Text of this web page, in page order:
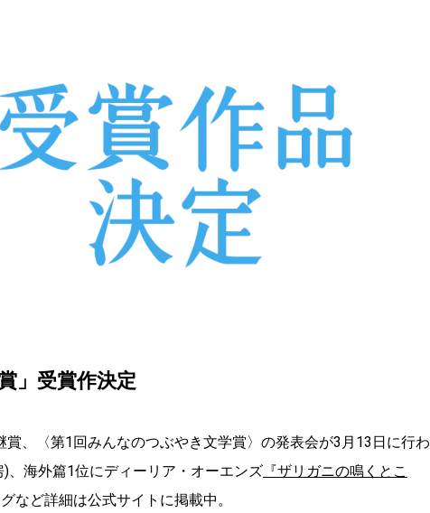
」受賞作決定
、〈第1回みんなのつぶやき文学賞〉の発表会が3月13日に行わ
)、海外篇1位にディーリア・オーエンズ 『ザリガニの鳴くとこ
など詳細は公式サイトに掲載中。